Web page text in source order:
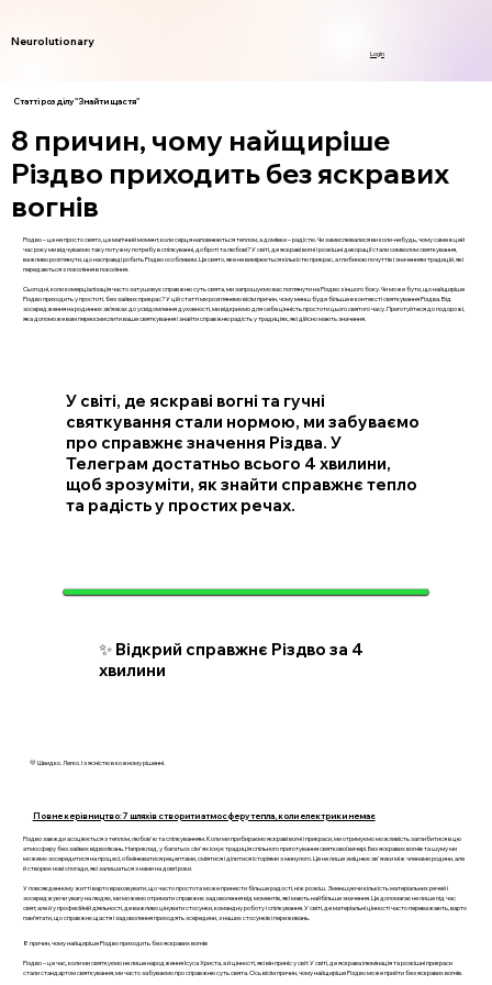
Neurolutionary
Login
Статті розділу "Знайти щастя"
8 причин, чому найщиріше
Різдво приходить без яскравих
вогнів
Різдво – це не просто свято, це магічний момент, коли серця наповнюються теплом, а домівки – радістю. Чи замислювалися ви коли-небудь, чому саме в цей
час року ми відчуваємо таку потужну потребу в спілкуванні, доброті та любові? У світі, де яскраві вогні і розкішні декорації стали символом святкування,
важливо розглянути, що насправді робить Різдво особливим. Це свято, яке не вимірюється кількістю прикрас, а глибиною почуттів і значенням традицій, які
передаються з покоління в покоління.
Сьогодні, коли комерціалізація часто затушовує справжню суть свята, ми запрошуємо вас поглянути на Різдво з іншого боку. Чи може бути, що найщиріше
Різдво приходить у простоті, без зайвих прикрас? У цій статті ми розглянемо вісім причин, чому менш буде більше в контексті святкування Різдва. Від
зосередження на родинних зв’язках до усвідомлення духовності, ми відкриємо для себе цінність простоти цього святого часу. Приготуйтеся до подорожі,
яка допоможе вам переосмислити ваше святкування і знайти справжню радість у традиціях, які дійсно мають значення.
У світі, де яскраві вогні та гучні
святкування стали нормою, ми забуваємо
про справжнє значення Різдва. У
Телеграм достатньо всього 4 хвилини,
щоб зрозуміти, як знайти справжнє тепло
та радість у простих речах.
✨ Відкрий справжнє Різдво за 4
хвилини
💛 Швидко. Легко. І з ясністю в кожному рішенні.
Повне керівництво: 7 шляхів створити атмосферу тепла, коли електрики немає
Різдво завжди асоціюється з теплом, любов'ю та спілкуванням. Коли ми прибираємо яскраві вогні і прикраси, ми отримуємо можливість заглибитися в цю
атмосферу без зайвих відволікань. Наприклад, у багатьох сім'ях існує традиція спільного приготування святкової вечері. Без яскравих вогнів та шуму ми
можемо зосередитися на процесі, обмінюватися рецептами, сміятися і ділитися історіями з минулого. Це не лише зміцнює зв'язки між членами родини, але
й створює нові спогади, які залишаться з нами на довгі роки.
У повсякденному житті варто враховувати, що часто простота може принести більше радості, ніж розкіш. Зменшуючи кількість матеріальних речей і
зосереджуючи увагу на людях, ми можемо отримати справжнє задоволення від моментів, які мають найбільше значення. Це допомагає не лише під час
свят, але й у професійній діяльності, де важливо цінувати стосунки, командну роботу і спілкування. У світі, де матеріальні цінності часто переважають, варто
пам’ятати, що справжнє щастя і задоволення приходять зсередини, з наших стосунків і переживань.
8 причин, чому найщиріше Різдво приходить без яскравих вогнів
Різдво – це час, коли ми святкуємо не лише народження Ісуса Христа, а й цінності, які він приніс у світ. У світі, де яскрава ілюмінація та розкішні прикраси
стали стандартом святкування, ми часто забуваємо про справжню суть свята. Ось вісім причин, чому найщиріше Різдво може прийти без яскравих вогнів.